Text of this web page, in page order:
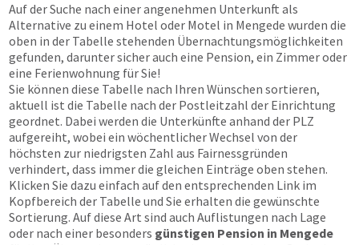
Auf der Suche nach einer angenehmen Unterkunft als
Alternative zu einem Hotel oder Motel in Mengede wurden die
oben in der Tabelle stehenden Übernachtungs­möglichkeiten
gefunden, darunter sicher auch eine Pension, ein Zimmer oder
eine Ferienwohnung für Sie!
Sie können diese Tabelle nach Ihren Wünschen sortieren,
aktuell ist die Tabelle nach der Postleitzahl der Einrichtung
geordnet. Dabei werden die Unterkünfte anhand der PLZ
aufgereiht, wobei ein wöchentlicher Wechsel von der
höchsten zur niedrigsten Zahl aus Fairnessgründen
verhindert, dass immer die gleichen Einträge oben stehen.
Klicken Sie dazu einfach auf den entsprechenden Link im
Kopfbereich der Tabelle und Sie erhalten die gewünschte
Sortierung. Auf diese Art sind auch Auflistungen nach Lage
oder nach einer besonders günstigen Pension in Mengede